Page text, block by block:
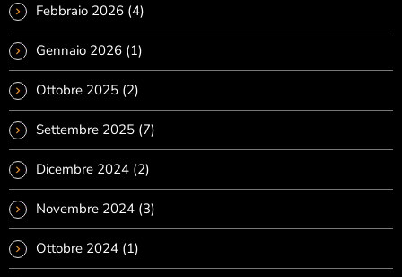
Febbraio 2026 (4)
Gennaio 2026 (1)
Ottobre 2025 (2)
Settembre 2025 (7)
Dicembre 2024 (2)
Novembre 2024 (3)
Ottobre 2024 (1)